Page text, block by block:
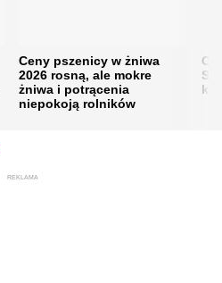
Ceny pszenicy w żniwa
2026 rosną, ale mokre
żniwa i potrącenia
niepokoją rolników
REKLAMA